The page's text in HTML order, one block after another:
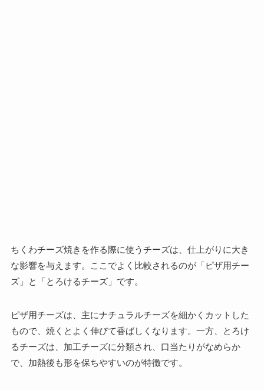
ちくわチーズ焼きを作る際に使うチーズは、仕上がりに大き
な影響を与えます。ここでよく比較されるのが「ピザ用チー
ズ」と「とろけるチーズ」です。
ピザ用チーズは、主にナチュラルチーズを細かくカットした
もので、焼くとよく伸びて香ばしくなります。一方、とろけ
るチーズは、加工チーズに分類され、口当たりがなめらか
で、加熱後も形を保ちやすいのが特徴です。